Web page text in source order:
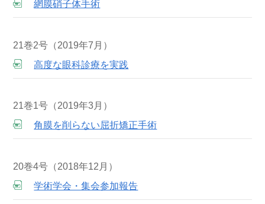
網膜硝子体手術
21巻2号（2019年7月）
高度な眼科診療を実践
21巻1号（2019年3月）
角膜を削らない屈折矯正手術
20巻4号（2018年12月）
学術学会・集会参加報告